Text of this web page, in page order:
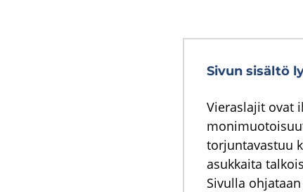
Sivun sisältö
Vieraslajit ovat
torjuntavastuu
asukkaita
Sivulla